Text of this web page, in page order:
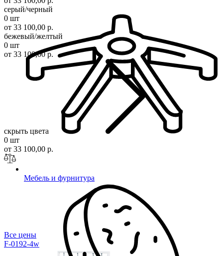
Мебель и фурнитура
серый/черный
0 шт
от 33 100,00 р.
бежевый/желтый
0 шт
от 33 100,00 р.
скрыть цвета
0 шт
от 33 100,00 р.
Все цены
F-0192-4w